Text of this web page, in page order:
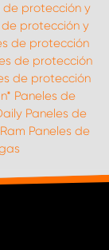
de protección y
de protección y
de protección
de protección
de protección
Paneles de
Paneles de
Paneles de